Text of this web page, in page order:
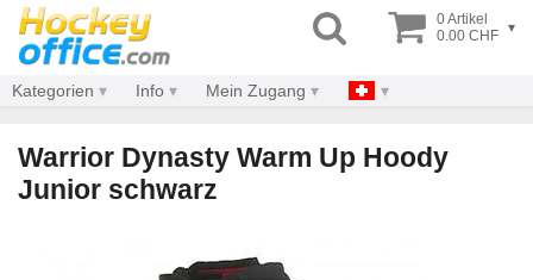
0 Artikel
0.00 CHF ▾
Kategorien Info Mein Zugang
Warrior Dynasty Warm Up Hoody
Junior schwarz